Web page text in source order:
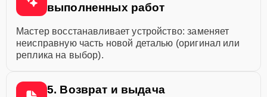
выполненных работ
Мастер восстанавливает устройство: заменяет
неисправную часть новой деталью (оригинал или
реплика на выбор).
5. Возврат и выдача